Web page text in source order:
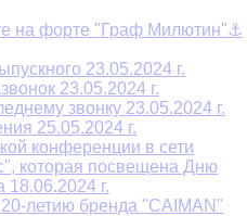
на форте "Граф Милютин"⚓
23.05.2024 г.
23.05.2024 г.
звонку 23.05.2024 г.
25.05.2024 г.
конференции в сети
которая посвещена Дню
18.06.2024 г.
летию бренда "CAIMAN"